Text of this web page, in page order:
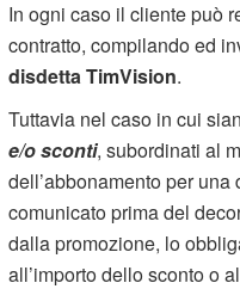
In ogni caso il cliente può
contratto, compilando ed
disdetta TimVision.
Tuttavia nel caso in cui
e/o sconti, subordinati al
dell’abbonamento per
comunicato prima del
dalla promozione, lo
all’importo dello sconto o